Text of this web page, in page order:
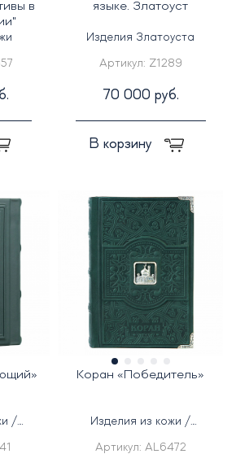
в
языке. Златоуст
Изделия Златоуста
Артикул: Z1289
70 000 руб.
В корзину
/
Коран «Победитель»
Изделия из кожи /
Артикул: AL6472